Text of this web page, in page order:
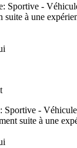
Sportive -
suite à une
Sportive -
suite à une